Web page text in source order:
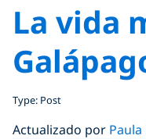
La vida
Type: Post
Actualizado por